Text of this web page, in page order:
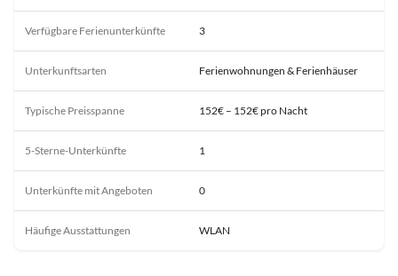
Verfügbare Ferienunterkünfte 3
Unterkunftsarten Ferienwohnungen & Ferienhäuser
Typische Preisspanne 152€ – 152€ pro Nacht
5-Sterne-Unterkünfte 1
Unterkünfte mit Angeboten 0
Häufige Ausstattungen WLAN